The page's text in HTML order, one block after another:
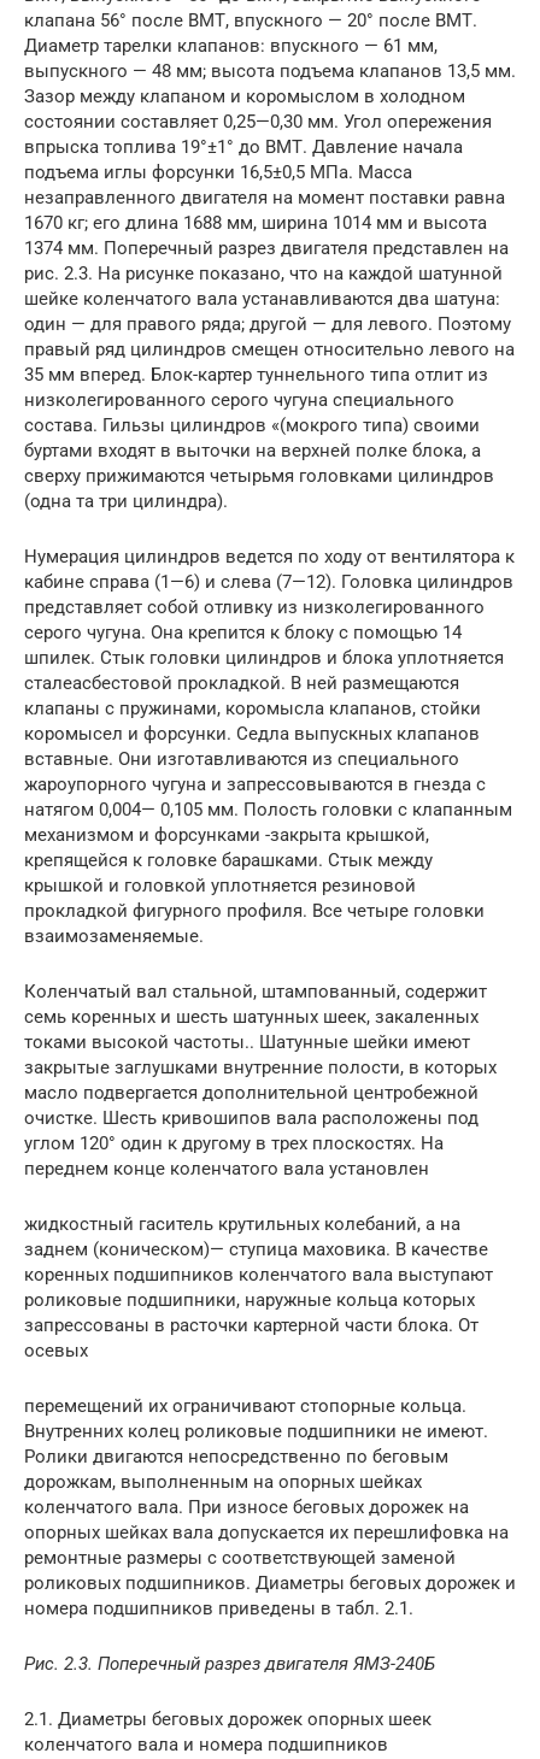
клапана 56° после ВМТ, впускного — 20° после ВМТ.
Диаметр тарелки клапанов: впускного — 61 мм,
выпускного — 48 мм; высота подъема клапанов 13,5 мм.
Зазор между клапаном и коромыслом в холодном
состоянии составляет 0,25—0,30 мм. Угол опережения
впрыска топлива 19°±1° до ВМТ. Давление начала
подъема иглы форсунки 16,5±0,5 МПа. Масса
незаправленного двигателя на момент поставки равна
1670 кг; его длина 1688 мм, ширина 1014 мм и высота
1374 мм. Поперечный разрез двигателя представлен на
рис. 2.3. На рисунке показано, что на каждой шатунной
шейке коленчатого вала устанавливаются два шатуна:
один — для правого ряда; другой — для левого. Поэтому
правый ряд цилиндров смещен относительно левого на
35 мм вперед. Блок-картер туннельного типа отлит из
низколегированного серого чугуна специального
состава. Гильзы цилиндров «(мокрого типа) своими
буртами входят в выточки на верхней полке блока, а
сверху прижимаются четырьмя головками цилиндров
(одна та три цилиндра).
Нумерация цилиндров ведется по ходу от вентилятора к
кабине справа (1—6) и слева (7—12). Головка цилиндров
представляет собой отливку из низколегированного
серого чугуна. Она крепится к блоку с помощью 14
шпилек. Стык головки цилиндров и блока уплотняется
сталеасбестовой прокладкой. В ней размещаются
клапаны с пружинами, коромысла клапанов, стойки
коромысел и форсунки. Седла выпускных клапанов
вставные. Они изготавливаются из специального
жароупорного чугуна и запрессовываются в гнезда с
натягом 0,004— 0,105 мм. Полость головки с клапанным
механизмом и форсунками -закрыта крышкой,
крепящейся к головке барашками. Стык между
крышкой и головкой уплотняется резиновой
прокладкой фигурного профиля. Все четыре головки
взаимозаменяемые.
Коленчатый вал стальной, штампованный, содержит
семь коренных и шесть шатунных шеек, закаленных
токами высокой частоты.. Шатунные шейки имеют
закрытые заглушками внутренние полости, в которых
масло подвергается дополнительной центробежной
очистке. Шесть кривошипов вала расположены под
углом 120° один к другому в трех плоскостях. На
переднем конце коленчатого вала установлен
жидкостный гаситель крутильных колебаний, а на
заднем (коническом)— ступица маховика. В качестве
коренных подшипников коленчатого вала выступают
роликовые подшипники, наружные кольца которых
запрессованы в расточки картерной части блока. От
осевых
перемещений их ограничивают стопорные кольца.
Внутренних колец роликовые подшипники не имеют.
Ролики двигаются непосредственно по беговым
дорожкам, выполненным на опорных шейках
коленчатого вала. При износе беговых дорожек на
опорных шейках вала допускается их перешлифовка на
ремонтные размеры с соответствующей заменой
роликовых подшипников. Диаметры беговых дорожек и
номера подшипников приведены в табл. 2.1.
Рис. 2.3. Поперечный разрез двигателя ЯМЗ-240Б
2.1. Диаметры беговых дорожек опорных шеек
коленчатого вала и номера подшипников